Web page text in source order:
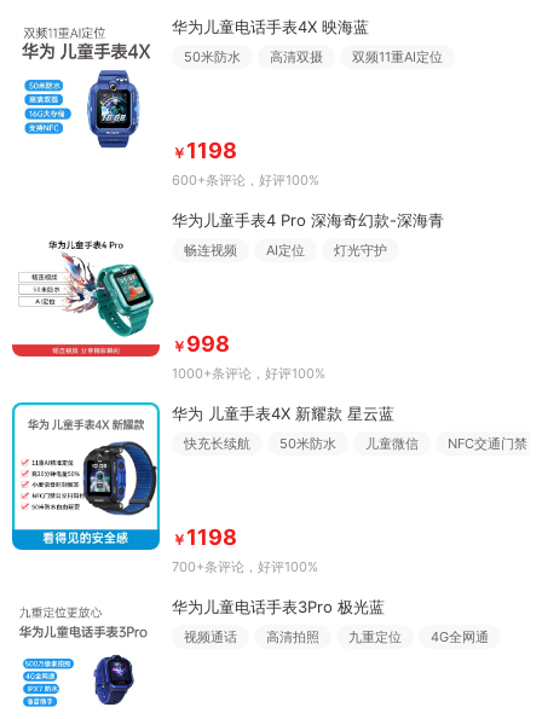
华为儿童电话手表4X 映海蓝
50米防水 高清双摄 双频11重AI定位
￥ 1198
600+条评论 ，好评100%
华为儿童手表4 Pro 深海奇幻款-深海青
畅连视频 AI定位 灯光守护
￥ 998
1000+条评论 ，好评100%
华为 儿童手表4X 新耀款 星云蓝
快充长续航 50米防水 儿童微信 NFC交通门禁
￥ 1198
700+条评论 ，好评100%
华为儿童电话手表3Pro 极光蓝
视频通话 高清拍照 九重定位 4G全网通